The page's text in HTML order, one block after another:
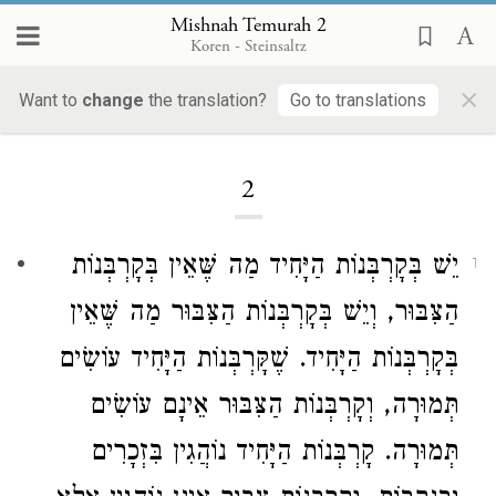
Mishnah Temurah 2
Koren - Steinsaltz
Want to change the translation? Go to translations ×
2
1
יֵשׁ בְּקָרְבְּנוֹת הַיָּחִיד מַה שֶּׁאֵין בְּקָרְבְּנוֹת
הַצִּבּוּר, וְיֵשׁ בְּקָרְבְּנוֹת הַצִּבּוּר מַה שֶּׁאֵין
בְּקָרְבְּנוֹת הַיָּחִיד. שֶׁקָּרְבְּנוֹת הַיָּחִיד עוֹשִׂים
תְּמוּרָה, וְקָרְבְּנוֹת הַצִּבּוּר אֵינָם עוֹשִׂים
תְּמוּרָה. קָרְבְּנוֹת הַיָּחִיד נוֹהֲגִין בִּזְכָרִים